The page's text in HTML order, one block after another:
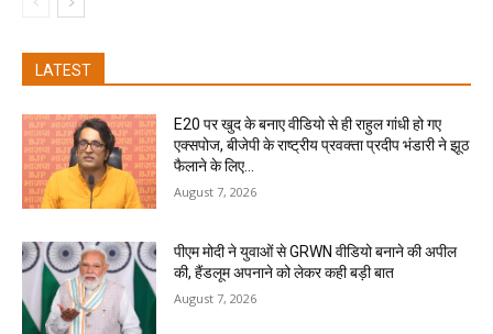
LATEST
E20 पर खुद के बनाए वीडियो से ही राहुल गांधी हो गए
एक्सपोज, बीजेपी के राष्ट्रीय प्रवक्ता प्रदीप भंडारी ने झूठ
फैलाने के लिए...
August 7, 2026
पीएम मोदी ने युवाओं से GRWN वीडियो बनाने की अपील
की, हैंडलूम अपनाने को लेकर कही बड़ी बात
August 7, 2026